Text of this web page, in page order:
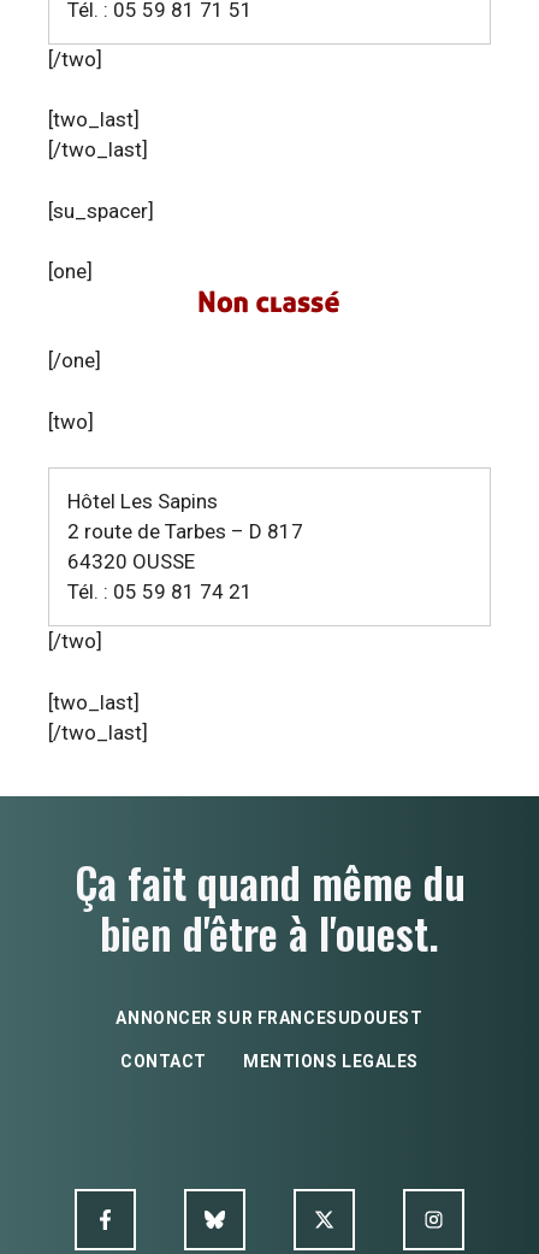
Tél. : 05 59 81 71 51
[/two]
[two_last]
[/two_last]
[su_spacer]
[one]
[/one]
[two]
Hôtel Les Sapins
2 route de Tarbes – D 817
64320 OUSSE
Tél. : 05 59 81 74 21
[/two]
[two_last]
[/two_last]
Ça fait quand même du
bien d'être à l'ouest.
ANNONCER SUR FRANCESUDOUEST
CONTACT MENTIONS LEGALES